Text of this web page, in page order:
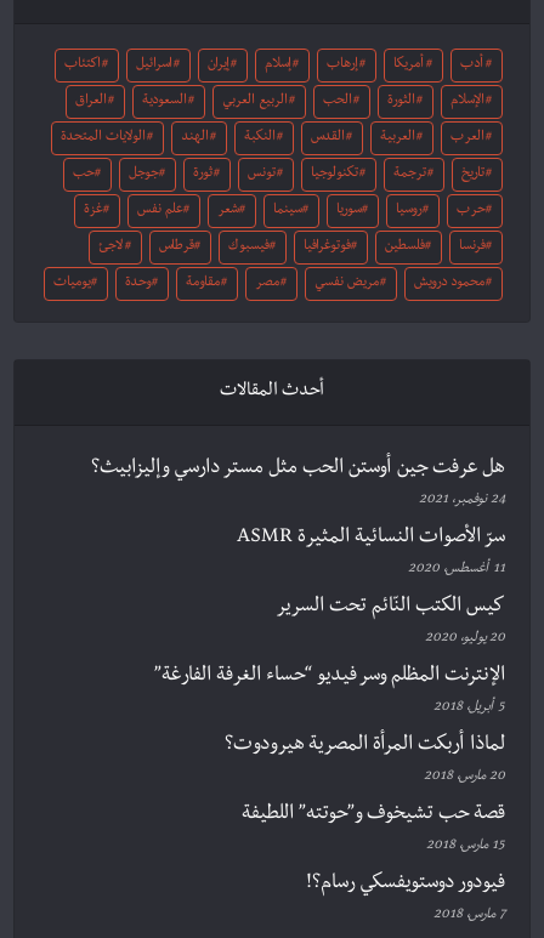
أدب أمريكا إرهاب إسلام إيران اسرائيل اكتئاب
الإسلام الثورة الحب الربيع العربي السعودية العراق
العرب العربية القدس النكبة الهند الولايات المتحدة
تاريخ ترجمة تكنولوجيا تونس ثورة جوجل حب
حرب روسيا سوريا سينما شعر علم نفس غزة
فرنسا فلسطين فوتوغرافيا فيسبوك قرطاس لاجئ
محمود درويش مريض نفسي مصر مقاومة وحدة يوميات
أحدث المقالات
هل عرفت جين أوستن الحب مثل مستر دارسي وإليزابيث؟
24 نوفمبر، 2021
سرّ الأصوات النسائية المثيرة ASMR
11 أغسطس، 2020
كيس الكتب النّائم تحت السرير
20 يوليو، 2020
الإنترنت المظلم وسر فيديو “حساء الغرفة الفارغة”
5 أبريل، 2018
لماذا أربكت المرأة المصرية هيرودوت؟
20 مارس، 2018
قصة حب تشيخوف و”حوتته” اللطيفة
15 مارس، 2018
فيودور دوستويفسكي رسام؟!
7 مارس، 2018